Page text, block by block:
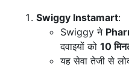
Swiggy Instamart:
Swiggy ने
दवाइयों को 10
यह सेवा तेजी से